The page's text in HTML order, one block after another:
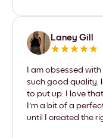
Laney Gill
I am obsessed
such good quality,
to put up. I love
I'm a bit of a
until I created the